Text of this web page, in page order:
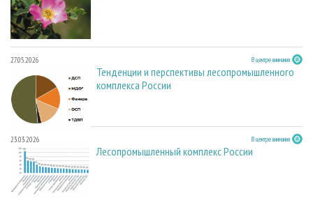
27.05.2026 В центре внимания
Тенденции и перспективы лесопромышленного
комплекса России
23.03.2026 В центре внимания
Лесопромышленный комплекс России